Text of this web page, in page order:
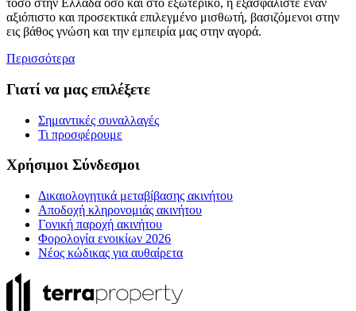
τόσο στην Ελλάδα όσο και στο εξωτερικό, ή εξασφαλίστε έναν
αξιόπιστο και προσεκτικά επιλεγμένο μισθωτή, βασιζόμενοι στην
εις βάθος γνώση και την εμπειρία μας στην αγορά.
Περισσότερα
Γιατί να μας επιλέξετε
Σημαντικές συναλλαγές
Τι προσφέρουμε
Χρήσιμοι Σύνδεσμοι
Δικαιολογητικά μεταβίβασης ακινήτου
Αποδοχή κληρονομιάς ακινήτου
Γονική παροχή ακινήτου
Φορολογία ενοικίων 2026
Νέος κώδικας για αυθαίρετα